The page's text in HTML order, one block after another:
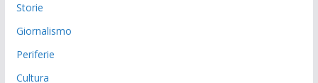
Storie
Giornalismo
Periferie
Cultura